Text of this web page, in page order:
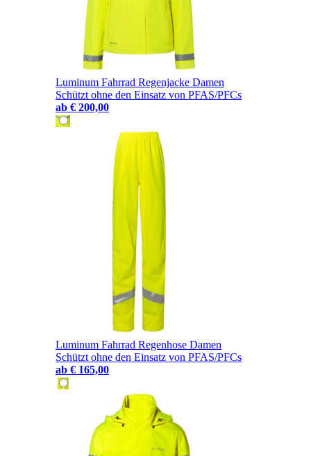
Luminum Fahrrad Regenjacke Damen
Schützt ohne den Einsatz von PFAS/PFCs
ab € 200,00
Luminum Fahrrad Regenhose Damen
Schützt ohne den Einsatz von PFAS/PFCs
ab € 165,00